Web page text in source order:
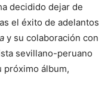
decidido dejar de
el éxito de adelantos
y su colaboración con
sevillano-peruano
próximo álbum,